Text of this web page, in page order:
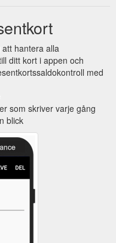
hantera alla
ditt kort i appen och
med
som skriver varje gång
blick